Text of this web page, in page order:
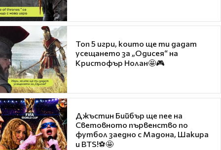
Топ 5 игри, които ще ти дадат
усещането за „Одисея“ на
Кристофър Нолан🤩🎮
Джъстин Бийбър ще пее на
Световното първенство по
футбол заедно с Мадона, Шакира
и BTS!⚽🤩